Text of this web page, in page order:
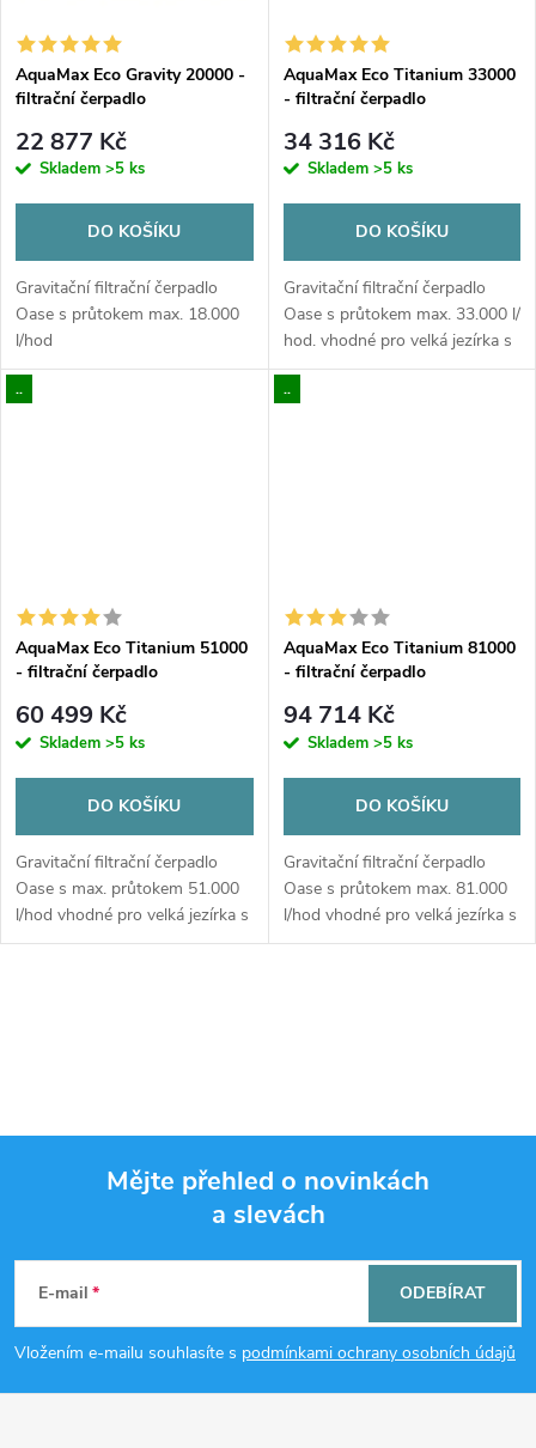
AquaMax Eco Gravity 20000 -
filtrační čerpadlo
22 877 Kč
Skladem >5 ks
DO KOŠÍKU
Gravitační filtrační čerpadlo
Oase s průtokem max. 18.000
l/hod
AquaMax Eco Titanium 33000
- filtrační čerpadlo
34 316 Kč
Skladem >5 ks
DO KOŠÍKU
Gravitační filtrační čerpadlo
Oase s průtokem max. 33.000 l/
hod. vhodné pro velká jezírka s
kapry Koi
..
AquaMax Eco Titanium 51000
- filtrační čerpadlo
60 499 Kč
Skladem >5 ks
DO KOŠÍKU
Gravitační filtrační čerpadlo
Oase s max. průtokem 51.000
l/hod vhodné pro velká jezírka s
kapry Koi
..
AquaMax Eco Titanium 81000
- filtrační čerpadlo
94 714 Kč
Skladem >5 ks
DO KOŠÍKU
Gravitační filtrační čerpadlo
Oase s průtokem max. 81.000
l/hod vhodné pro velká jezírka s
rybami
a
í
p
p
a
Mějte přehled o novinkách
a slevách
E-mail
Vložením e-mailu souhlasíte s podmínkami ochrany osobních údajů
ODEBÍRAT